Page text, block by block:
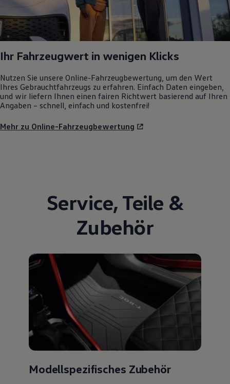
Ihr Fahrzeugwert in wenigen Klicks
Nutzen Sie unsere Online-Fahrzeugbewertung, um den Wert
Ihres Gebrauchtfahrzeugs zu erfahren. Einfach Daten eingeben,
und wir liefern Ihnen einen fairen Richtwert basierend auf Ihren
Angaben – schnell, einfach und kostenfrei!
Mehr zu Online-Fahrzeugbewertung
Service, Teile &
Zubehör
Modellspezifisches Zubehör